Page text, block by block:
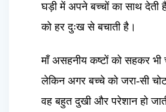
घड़ी में अपने बच्चों का साथ
को हर दुःख से बचाती है।
माँ असहनीय कष्टों को सहकर भी
लेकिन अगर बच्चे को जरा-सी
वह बहुत दुखी और परेशान हो